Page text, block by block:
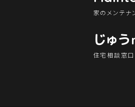
家のメンテナ
じゅう
住宅相談窓